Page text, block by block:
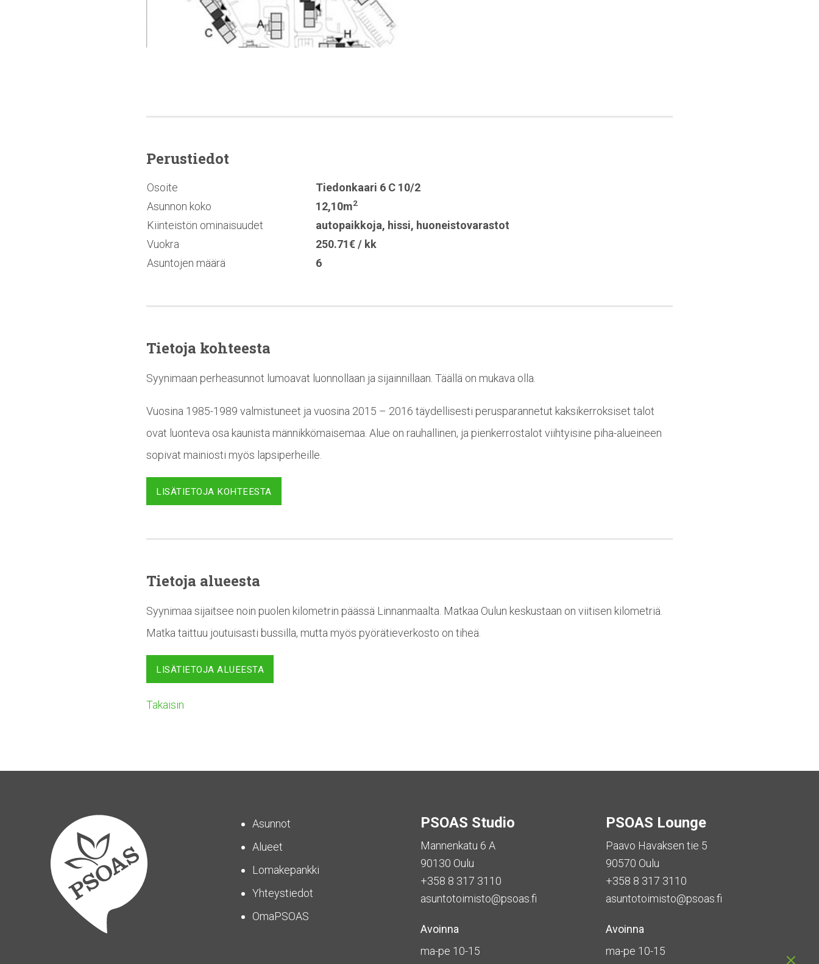
Perustiedot
Osoite
Tiedonkaari 6 C 10/2
Asunnon koko
12,10m2
Kiinteistön ominaisuudet autopaikkoja, hissi, huoneistovarastot
Vuokra
250.71€ / kk
Asuntojen määrä
6
Tietoja kohteesta
Syynimaan perheasunnot lumoavat luonnollaan ja sijainnillaan. Täällä on mukava olla.
Vuosina 1985-1989 valmistuneet ja vuosina 2015 – 2016 täydellisesti perusparannetut kaksikerroksiset talot
ovat luonteva osa kaunista männikkömaisemaa. Alue on rauhallinen, ja pienkerrostalot viihtyisine piha-alueineen
sopivat mainiosti myös lapsiperheille.
LISÄTIETOJA KOHTEESTA
Tietoja alueesta
Syynimaa sijaitsee noin puolen kilometrin päässä Linnanmaalta. Matkaa Oulun keskustaan on viitisen kilometriä.
Matka taittuu joutuisasti bussilla, mutta myös pyörätieverkosto on tiheä.
LISÄTIETOJA ALUEESTA
Takaisin
Asunnot
Alueet
Lomakepankki
Yhteystiedot
OmaPSOAS
PSOAS Studio
Mannenkatu 6 A
90130 Oulu
+358 8 317 3110
asuntotoimisto@psoas.fi
Avoinna
ma-pe 10-15
PSOAS Lounge
Paavo Havaksen tie 5
90570 Oulu
+358 8 317 3110
asuntotoimisto@psoas.fi
Avoinna
ma-pe 10-15